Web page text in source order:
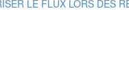
LE FLUX LORS DES